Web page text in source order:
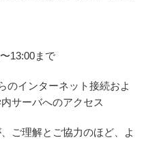
13:00まで
のインターネット接続およ
サーバへのアクセス
ご理解とご協力のほど、よ